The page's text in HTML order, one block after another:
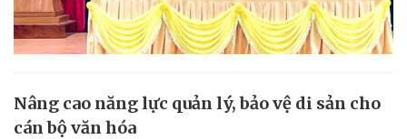
Nâng cao năng lực quản lý, bảo vệ di sản cho
cán bộ văn hóa